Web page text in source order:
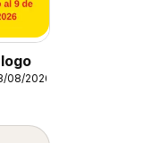
08/2026